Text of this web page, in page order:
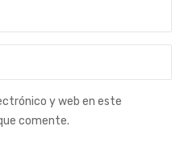
y web en este
comente.